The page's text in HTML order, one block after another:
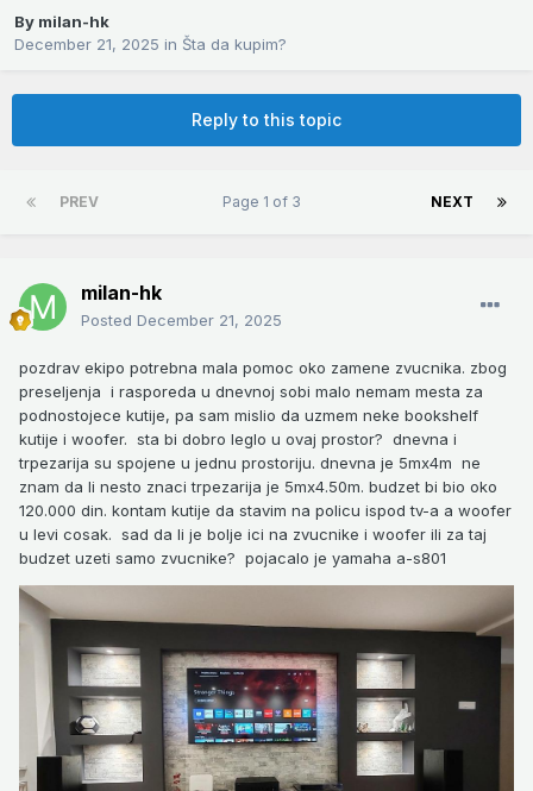
By milan-hk
December 21, 2025 in Šta da kupim?
Reply to this topic
PREV NEXT
Page 1 of 3
milan-hk
Posted December 21, 2025
pozdrav ekipo potrebna mala pomoc oko zamene zvucnika. zbog
preseljenja i rasporeda u dnevnoj sobi malo nemam mesta za
podnostojece kutije, pa sam mislio da uzmem neke bookshelf
kutije i woofer. sta bi dobro leglo u ovaj prostor? dnevna i
trpezarija su spojene u jednu prostoriju. dnevna je 5mx4m ne
znam da li nesto znaci trpezarija je 5mx4.50m. budzet bi bio oko
120.000 din. kontam kutije da stavim na policu ispod tv-a a woofer
u levi cosak. sad da li je bolje ici na zvucnike i woofer ili za taj
budzet uzeti samo zvucnike? pojacalo je yamaha a-s801